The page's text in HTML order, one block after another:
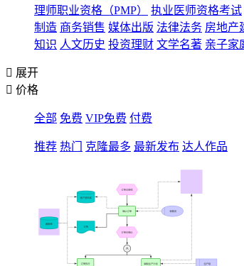
理师职业资格（PMP）
执业医师资格考试
制造 商务销售 媒体出版 法律法务 房地产
知识 人文历史 投资理财 文学名著 亲子家
 展开
 价格
全部 免费 VIP免费 付费
推荐 热门 克隆最多 最新发布 达人作品